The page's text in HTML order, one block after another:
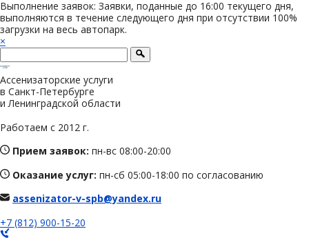
Выполнение заявок: Заявки, поданные до 16:00 текущего дня,
выполняются в течение следующего дня при отсутствии 100%
загрузки на весь автопарк.
×
Ассенизаторские услуги
в Санкт-Петербурге
и Ленинградской области
Работаем с 2012 г.
Прием заявок: пн-вс 08:00-20:00
Оказание услуг: пн-сб 05:00-18:00 по согласованию
assenizator-v-spb@yandex.ru
+7 (812) 900-15-20